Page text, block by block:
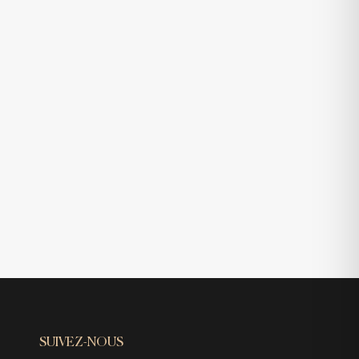
SUIVEZ-NOUS